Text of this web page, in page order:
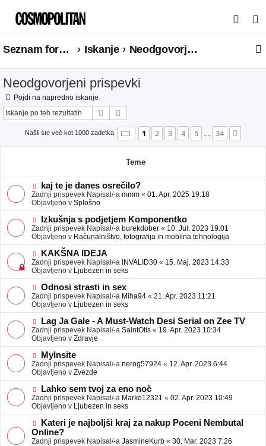
s
a
Seznam forumov Iskanje Neodgovorjeni prispevki
Neodgovorjeni prispevki
Pojdi na napredno iskanje
Iskanje
Našli ste več kot 1000 zadetka Stran 1od34
1 2 3 4 5 … 34
Teme
N
o
v
e
o
b
j
a
v
e
kaj te je danes osrečilo?
Zadnji prispevek Napisal/-a mmm « 01. Apr. 2025 19:18
Objavljeno v Splošno
N
o
v
e
o
b
j
a
v
e
Izkušnja s podjetjem Komponentko
Zadnji prispevek Napisal/-a burekdober « 10. Jul. 2023 19:01
Objavljeno v Računalništvo, fotografija in mobilna tehnologija
N
o
v
e
o
b
j
a
v
e
KAKŠNA IDEJA
Zadnji prispevek Napisal/-a INVALID30 « 15. Maj. 2023 14:33
Objavljeno v Ljubezen in seks
N
o
v
e
o
b
j
a
v
e
Odnosi strasti in sex
Zadnji prispevek Napisal/-a Miha94 « 21. Apr. 2023 11:21
Objavljeno v Ljubezen in seks
N
o
v
e
o
b
j
a
v
e
Lag Ja Gale - A Must-Watch Desi Serial on Zee TV
Zadnji prispevek Napisal/-a SaintOtis « 19. Apr. 2023 10:34
Objavljeno v Zdravje
N
o
v
e
o
b
j
a
v
e
MyInsite
Zadnji prispevek Napisal/-a nerog57924 « 12. Apr. 2023 6:44
Objavljeno v Zvezde
N
o
v
e
o
b
j
Lahko sem tvoj za eno noč
Zadnji prispevek Napisal/-a Marko12321 « 02. Apr. 2023 10:49
Objavljeno v Ljubezen in seks
N
o
v
Kateri je najboljši kraj za nakup Poceni Nembutal
Online?
Zadnji prispevek Napisal/-a JasmineKurb « 30. Mar. 2023 7:26